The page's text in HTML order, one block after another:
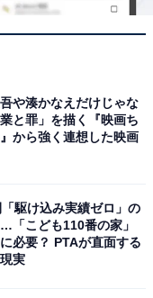
ージャー
むすび』で、主人
バラエティや情報
や湊かなえだけじゃな
と罪」を描く『映画ち
から強く連想した映画
駆け込み実績ゼロ」の
「こども110番の家」
必要？ PTAが直面する
実